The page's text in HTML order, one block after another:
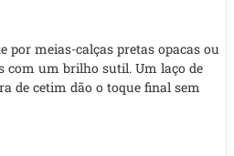
por meias-calças pretas opacas ou
com um brilho sutil. Um laço de
de cetim dão o toque final sem